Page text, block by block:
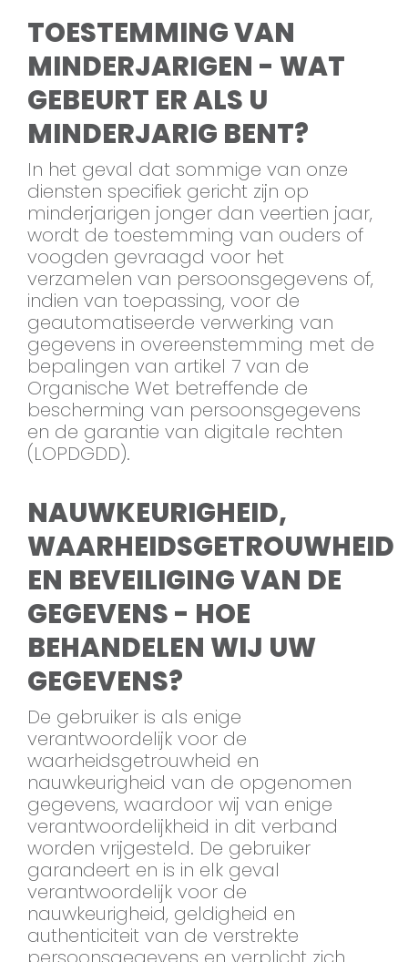
TOESTEMMING VAN
MINDERJARIGEN - WAT
GEBEURT ER ALS U
MINDERJARIG BENT?
In het geval dat sommige van onze
diensten specifiek gericht zijn op
minderjarigen jonger dan veertien jaar,
wordt de toestemming van ouders of
voogden gevraagd voor het
verzamelen van persoonsgegevens of,
indien van toepassing, voor de
geautomatiseerde verwerking van
gegevens in overeenstemming met de
bepalingen van artikel 7 van de
Organische Wet betreffende de
bescherming van persoonsgegevens
en de garantie van digitale rechten
(LOPDGDD).
NAUWKEURIGHEID,
WAARHEIDSGETROUWHEID
EN BEVEILIGING VAN DE
GEGEVENS - HOE
BEHANDELEN WIJ UW
GEGEVENS?
De gebruiker is als enige
verantwoordelijk voor de
waarheidsgetrouwheid en
nauwkeurigheid van de opgenomen
gegevens, waardoor wij van enige
verantwoordelijkheid in dit verband
worden vrijgesteld. De gebruiker
garandeert en is in elk geval
verantwoordelijk voor de
nauwkeurigheid, geldigheid en
authenticiteit van de verstrekte